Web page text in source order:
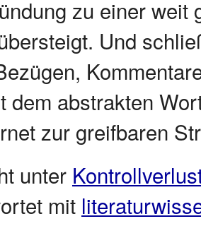
zu einer weit
Und
dem abstrakten
zur greifbaren
unter
mit